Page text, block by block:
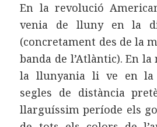
En la revolució
venia de lluny en la
(concretament des de la
banda de l’Atlàntic).En la
la llunyania li ve en la
segles de distància
llarguíssim període els